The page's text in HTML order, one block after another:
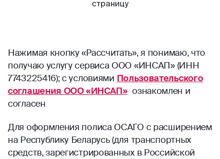
Нажимая кнопку «Рассчитать», я понимаю, что
получаю услугу сервиса ООО «ИНСАП» (ИНН
7743225416); с условиями Пользовательского
соглашения ООО «ИНСАП» ознакомлен и
согласен
Для оформления полиса ОСАГО с расширением
на Республику Беларусь (для транспортных
средств, зарегистрированных в Российской